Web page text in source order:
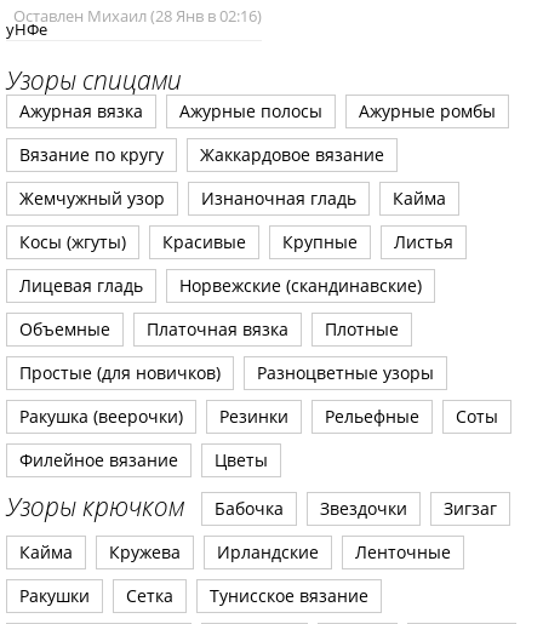
Оставлен Михаил (28 Янв в 02:16)
уНФе
Узоры спицами
Ажурная вязка Ажурные полосы
Ажурные ромбы
Вязание по кругу
Жаккардовое вязание
Жемчужный узор
Изнаночная гладь
Кайма
Косы (жгуты)
Красивые Крупные
Листья
Лицевая гладь
Норвежские (скандинавские)
Объемные
Платочная вязка
Плотные
Простые (для новичков)
Разноцветные узоры
Ракушка (веерочки)
Резинки Рельефные
Соты
Филейное вязание
Цветы
Узоры крючком Бабочка Звездочки
Зигзаг
Кайма
Кружева Ирландские
Ленточные
Ракушки
Сетка
Тунисское вязание